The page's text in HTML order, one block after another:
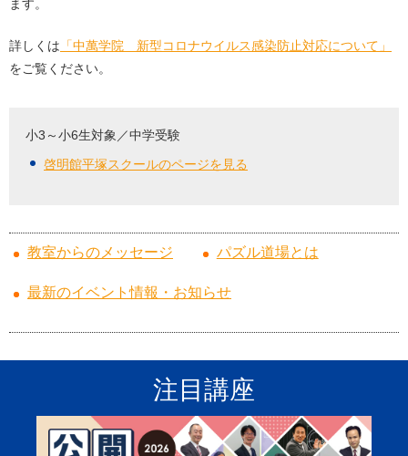
ます。
詳しくは 「中萬学院 新型コロナウイルス感染防止対応について」
をご覧ください。
小3～小6生対象／中学受験
啓明館平塚スクールのページを見る
教室からのメッセージ パズル道場とは
最新のイベント情報・お知らせ
注目講座